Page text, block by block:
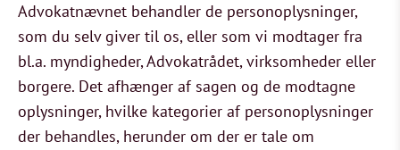
Advokatnævnet behandler de personoplysninger,
som du selv giver til os, eller som vi modtager fra
bl.a. myndigheder, Advokatrådet, virksomheder eller
borgere. Det afhænger af sagen og de modtagne
oplysninger, hvilke kategorier af personoplysninger
der behandles, herunder om der er tale om